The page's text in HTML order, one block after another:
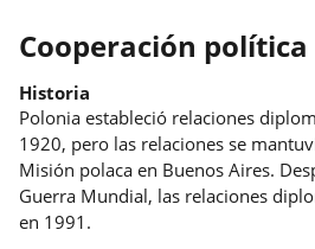
Cooperación política
Historia
Polonia estableció relaciones
1920, pero las relaciones se
Misión polaca en Buenos Aires.
Guerra Mundial, las relaciones
en 1991.